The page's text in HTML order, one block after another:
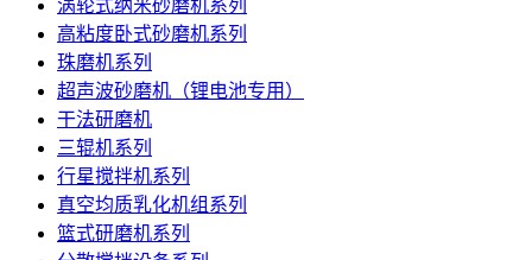
涡轮式纳米砂磨机系列
高粘度卧式砂磨机系列
珠磨机系列
超声波砂磨机（锂电池专用）
干法研磨机
三辊机系列
行星搅拌机系列
真空均质乳化机组系列
篮式研磨机系列